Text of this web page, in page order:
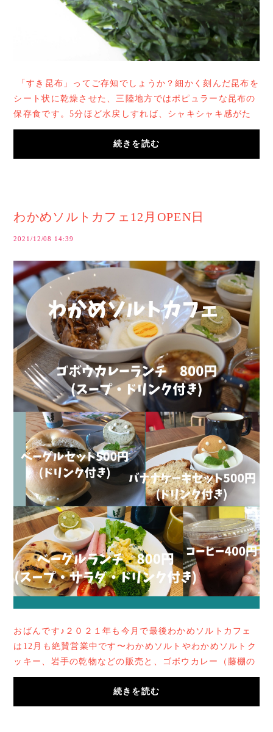
「すき昆布」ってご存知でしょうか？細かく刻んだ昆布を
シート状に乾燥させた、三陸地方ではポピュラーな昆布の
保存食です。5分ほど水戻しすれば、シャキシャキ感がた
まらない魅力的な素材になるのです。&n...
続きを読む
わかめソルトカフェ12月OPEN日
2021/12/08 14:39
おばんです♪２０２１年も今月で最後わかめソルトカフェ
は12月も絶賛営業中です〜わかめソルトやわかめソルトク
ッキー、岩手の乾物などの販売と、ゴボウカレー（藤棚の
み）やベーグル、バナナケーキなどを美味しい...
続きを読む